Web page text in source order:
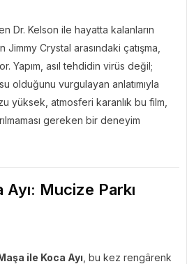
Dr. Kelson ile hayatta kalanların
Crystal arasındaki çatışma,
Yapım, asıl tehdidin virüs değil;
olduğunu vurgulayan anlatımıyla
yüksek, atmosferi karanlık bu film,
gereken bir deneyim
Mucize Parkı
ile Koca Ayı , bu kez rengârenk